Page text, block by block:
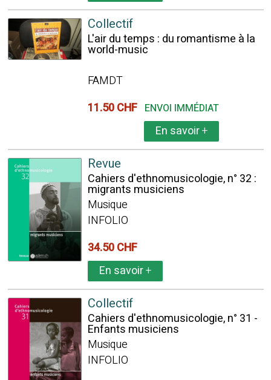
Collectif
L'air du temps : du romantisme à la
world-music
FAMDT
11.50 CHF ENVOI IMMÉDIAT
En savoir+
Revue
Cahiers d'ethnomusicologie, n° 32 :
migrants musiciens
Musique
INFOLIO
34.50 CHF
En savoir+
Collectif
Cahiers d'ethnomusicologie, n° 31 -
Enfants musiciens
Musique
INFOLIO